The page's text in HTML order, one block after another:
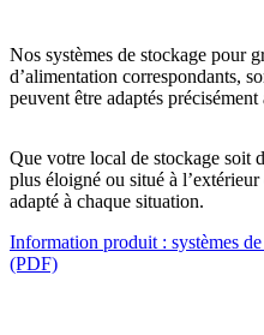
Nos systèmes de stockage pour
d’alimentation correspondants,
peuvent être adaptés
Que votre local de stockage soit
plus éloigné ou situé à
adapté à chaque situation.
Information produit : systèmes
(PDF)